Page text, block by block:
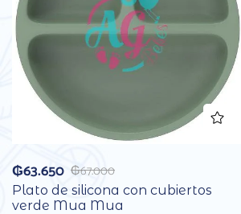
₲67.000
₲63.650
Plato de silicona con cubiertos
verde Mua Mua